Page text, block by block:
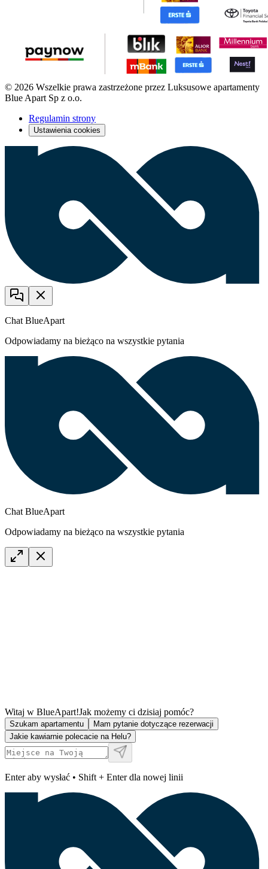
© 2026 Wszelkie prawa zastrzeżone przez Luksusowe apartamenty
Blue Apart Sp z o.o.
Regulamin strony
Ustawienia cookies
Chat BlueApart
Odpowiadamy na bieżąco na wszystkie pytania
Chat BlueApart
Odpowiadamy na bieżąco na wszystkie pytania
Witaj w BlueApart!Jak możemy ci dzisiaj pomóc?
Szukam apartamentu
Mam pytanie dotyczące rezerwacji
Jakie kawiarnie polecacie na Helu?
Enter aby wysłać • Shift + Enter dla nowej linii